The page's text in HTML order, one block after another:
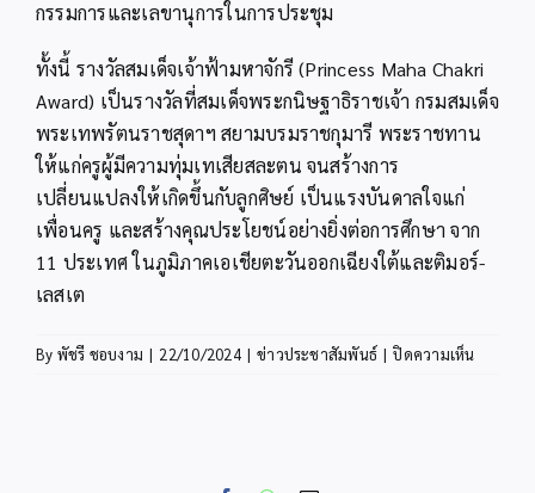
กรรมการและเลขานุการในการประชุม
ทั้งนี้ รางวัลสมเด็จเจ้าฟ้ามหาจักรี (Princess Maha Chakri
Award) เป็นรางวัลที่สมเด็จพระกนิษฐาธิราชเจ้า กรมสมเด็จ
พระเทพรัตนราชสุดาฯ สยามบรมราชกุมารี พระราชทาน
ให้แก่ครูผู้มีความทุ่มเทเสียสละตน จนสร้างการ
เปลี่ยนแปลงให้เกิดขึ้นกับลูกศิษย์ เป็นแรงบันดาลใจแก่
เพื่อนครู และสร้างคุณประโยชน์อย่างยิ่งต่อการศึกษา จาก
11 ประเทศ ในภูมิภาคเอเชียตะวันออกเฉียงใต้และติมอร์-
เลสเต
By พัชรี ชอบงาม | 22/10/2024 | ข่าวประชาสัมพันธ์ | ปิดความเห็น